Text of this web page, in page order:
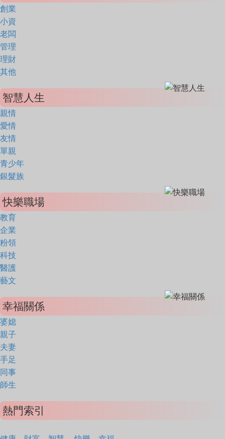
創業
小資
老闆
管理
理財
其他
智慧人生
親情
愛情
友情
單親
青少年
銀髮族
快樂職場
教育
企業
粉領
科技
醫護
藝文
幸福關係
婆媳
親子
夫妻
手足
同事
師生
熱門索引